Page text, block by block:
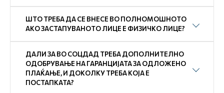
ШТО ТРЕБА ДА СЕ ВНЕСЕ ВО ПОЛНОМОШНОТО
АКО ЗАСТАПУВАНОТО ЛИЦЕ Е ФИЗИЧКО ЛИЦЕ?
ДАЛИ ЗА ВО СОЦДАД ТРЕБА ДОПОЛНИТЕЛНО
ОДОБРУВАЊЕ НА ГАРАНЦИЈАТА ЗА ОДЛОЖЕНО
ПЛАЌАЊЕ, И ДОКОЛКУ ТРЕБА КОЈА Е
ПОСТАПКАТА?